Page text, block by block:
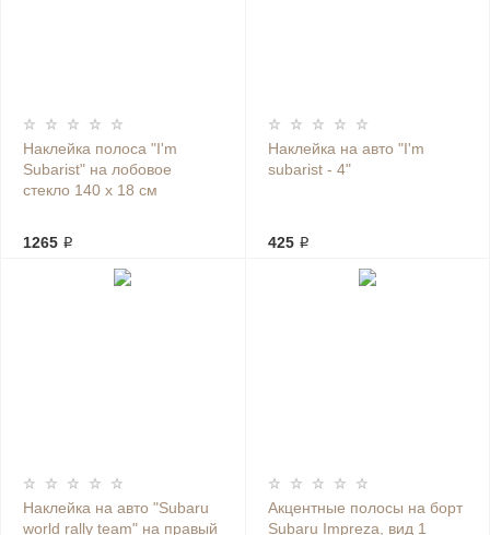
Наклейка полоса "I'm
Subarist" на лобовое
стекло 140 х 18 см
1265 ₽
Наклейка на авто "I'm
subarist - 4"
425 ₽
Наклейка на авто "Subaru
world rally team" на правый
Акцентные полосы на борт
Subaru Impreza, вид 1